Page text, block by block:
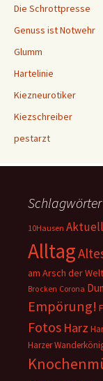
Die Schrottpresse
Genuss ist Notwehr
Glumm
Hartelinie
Kiezneurotiker
Kiezschreiber
pestarzt
Schlagwörter
10Hausen
Alltag
am Arsch der Welt
Brocken Corona
Empörung!
Fotos Harz
Harzer